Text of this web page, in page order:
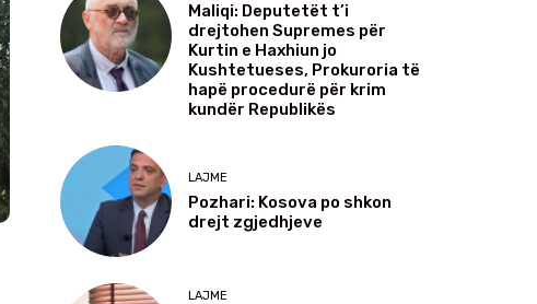
Maliqi: Deputetët t’i
drejtohen Supremes për
Kurtin e Haxhiun jo
Kushtetueses, Prokuroria të
hapë procedurë për krim
kundër Republikës
LAJME
Pozhari: Kosova po shkon
drejt zgjedhjeve
LAJME